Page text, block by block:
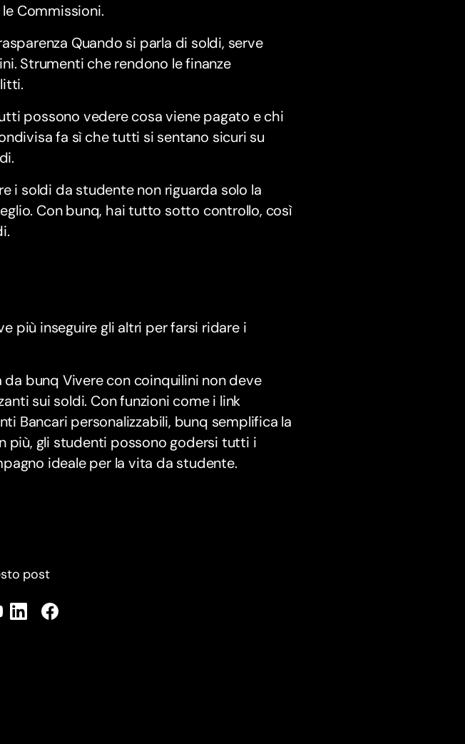
Commissioni.
Quando si parla di soldi, serve
Strumenti che rendono le finanze
possono vedere cosa viene pagato e chi
fa sì che tutti si sentano sicuri su
i soldi da studente non riguarda solo la
Con bunq, hai tutto sotto controllo, così
più inseguire gli altri per farsi ridare i
bunq Vivere con coinquilini non deve
sui soldi. Con funzioni come i link
Bancari personalizzabili, bunq semplifica la
più, gli studenti possono godersi tutti i
ideale per la vita da studente.
post